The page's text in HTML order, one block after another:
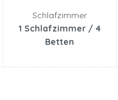
Schlafzimmer
1 Schlafzimmer / 4
Betten